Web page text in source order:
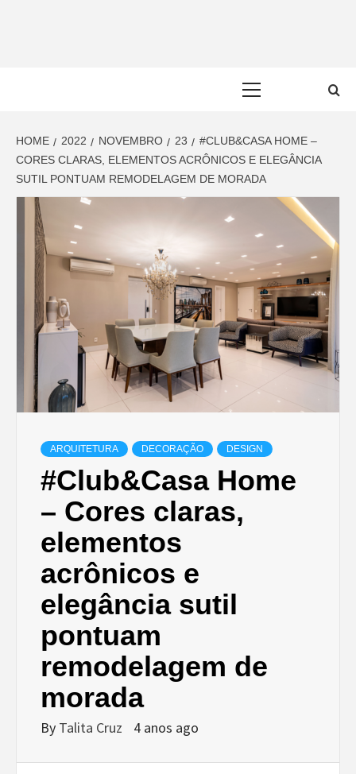
HOME 2022 NOVEMBRO 23
#CLUB&CASA HOME –
CORES CLARAS, ELEMENTOS ACRÔNICOS E ELEGÂNCIA
SUTIL PONTUAM REMODELAGEM DE MORADA
ARQUITETURA DECORAÇÃO DESIGN
#Club&Casa Home
– Cores claras,
elementos
acrônicos e
elegância sutil
pontuam
remodelagem de
morada
By Talita Cruz 4 anos ago